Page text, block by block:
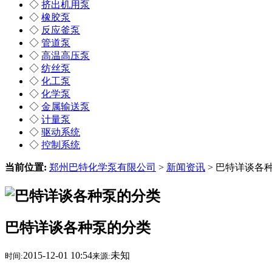
◇ 挤出机用泵
◇ 橡胶泵
◇ 反应釜泵
◇ 管道泵
◇ 高温高压泵
◇ 纺丝泵
◇ 化工泵
◇ 化学泵
◇ 金属输送泵
◇ 计量泵
◇ 驱动系统
◇ 控制系统
当前位置: 郑州巴特化学泵有限公司 > 新闻资讯 > 巴特详谈各
巴特详谈各种泵的分类
时间:2015-12-01 10:54来源:未知